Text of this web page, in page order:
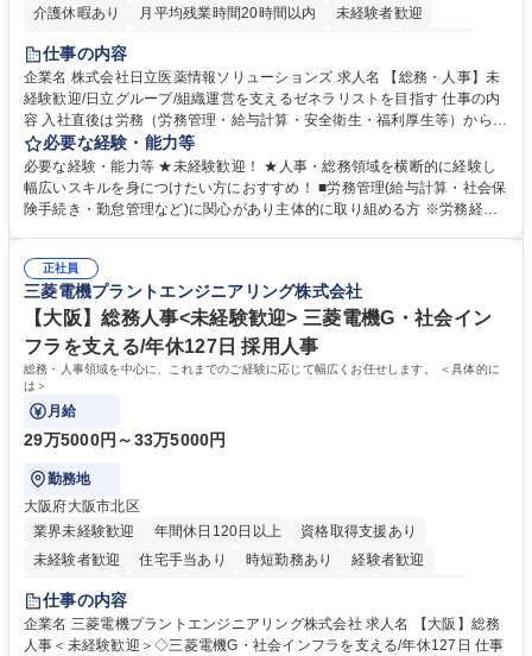
介護休暇あり 月平均残業時間20時間以内
未経験者歓迎
住宅手当あり
育休あり
完全週休2日制 交通費支給 土日祝休み 寮・社宅あり
仕事の内容
企業名 株式会社日立医薬情報ソリューションズ 求人名 【総務・人事】未
経験歓迎/日立グループ/組織運営を支えるゼネラリストを目指す 仕事の内
容 入社直後は労務（労務管理・給与計算・安全衛生・福利厚生等）からお
任せいたします。将来は総務・採用・教育業務へ守備範囲を広げ、組織運
営を支えるゼネラリストをめざせます。 ・初期業務：労働時間管理、給与
計算、社会保険対応、福利厚生管理、安全衛生、健康経営推進等をお任せ
します。ご経験に応じて、休職者管理など、幅広く経験を積んでいただき
幅広く経験を積みたい意欲がある方に最適な環境です。 募集職種 【総
務・人事】未経験歓迎/日立グループ/組織運営を支えるゼネラリストを目
指す
必要な経験・能力等
必要な経験・能力等 ★未経験歓迎！ ★人事・総務領域を横断的に経験し
幅広いスキルを身につけたい方におすすめ！ ■労務管理(給与計算・社会保
険手続き・勤怠管理など)に関心があり主体的に取り組める方 ※労務経験
のご経験 ■労務管理（給与計算・社会保険手続き・勤怠管理など）の経験
■衛生管理者の資格をお持ちの方 学歴・資格 学歴：大学院 大学 高専 短大
専修学校 高校 語学力： 資格：
正社員
三菱電機プラントエンジニアリング株式会社
【大阪】総務人事<未経験歓迎> 三菱電機G・社会イン
フラを支える/年休127日 採用人事
総務・人事領域を中心に、これまでのご経験に応じて幅広くお任せします。 ＜具体的に
は＞
月給
29万5000円～33万5000円
勤務地
大阪府大阪市北区
業界未経験歓迎
年間休日120日以上
資格取得支援あり
未経験者歓迎
住宅手当あり 時短勤務あり
経験者歓迎
退職金あり
駅近5分以内
土日祝休み 服装自由 寮・社宅あり 食事補助あり
仕事の内容
企業名 三菱電機プラントエンジニアリング株式会社 求人名 【大阪】総務
人事＜未経験歓迎＞◇三菱電機G・社会インフラを支える/年休127日 仕事